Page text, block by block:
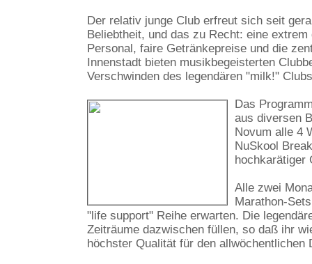
Der relativ junge Club erfreut sich seit
Beliebtheit, und das zu Recht: eine
Personal, faire Getränkepreise und die
Innenstadt bieten musikbegeisterten
Verschwinden des legendären "milk!"
Das
aus diversen
Novum alle 4
NuSkool
hochkarätiger
Alle zwei
Marathon-
"life support" Reihe erwarten. Die
Zeiträume dazwischen füllen, so daß ihr
höchster Qualität für den allwöchentlichen